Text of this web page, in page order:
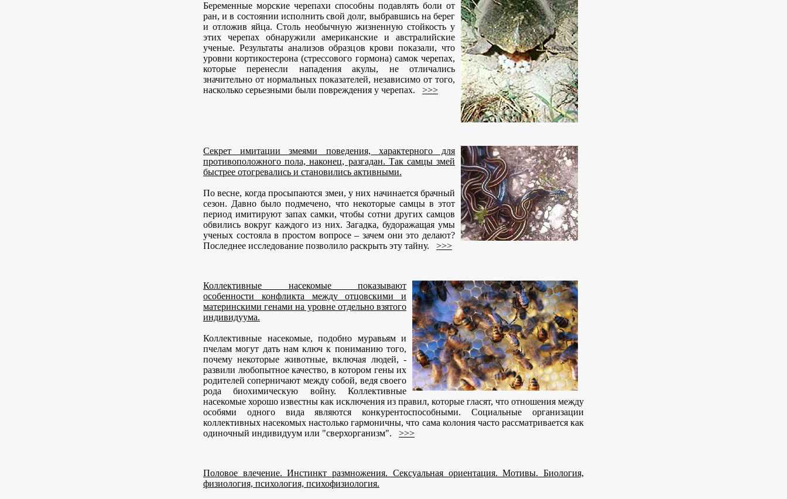
Беременные морские черепахи способны подавлять боли от
ран, и в состоянии исполнить свой долг, выбравшись на берег
и отложив яйца. Столь необычную жизненную стойкость у
этих черепах обнаружили американские и австралийские
ученые. Результаты анализов образцов крови показали, что
уровни кортикостерона (стрессового гормона) самок черепах,
которые перенесли нападения акулы, не отличались
значительно от нормальных показателей, независимо от того,
насколько серьезными были повреждения у черепах. >>>
Секрет имитации змеями поведения, характерного для
противоположного пола, наконец, разгадан. Так самцы змей
быстрее отогревались и становились активными.
По весне, когда просыпаются змеи, у них начинается брачный
сезон. Давно было подмечено, что некоторые самцы в этот
период имитируют запах самки, чтобы сотни других самцов
обвились вокруг каждого из них. Загадка, будоражащая умы
ученых состояла в простом вопросе – зачем они это делают?
Последнее исследование позволило раскрыть эту тайну. >>>
Коллективные насекомые показывают
особенности конфликта между отцовскими и
материнскими генами на уровне отдельно взятого
индивидуума.
Коллективные насекомые, подобно муравьям и
пчелам могут дать нам ключ к пониманию того,
почему некоторые животные, включая людей, -
развили любопытное качество, в котором гены их
родителей соперничают между собой, ведя своего
рода биохимическую войну. Коллективные
насекомые хорошо известны как исключения из правил, которые гласят, что отношения между
особями одного вида являются конкурентоспособными. Социальные организации
коллективных насекомых настолько гармоничны, что сама колония часто рассматривается как
одиночный индивидуум или "сверхорганизм". >>>
Половое влечение. Инстинкт размножения. Сексуальная ориентация. Мотивы. Биология,
физиология, психология, психофизиология.